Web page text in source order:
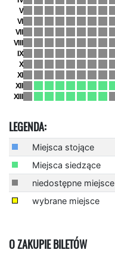
LEGENDA:
Miejsca stojące
Miejsca siedzące
niedostępne miejsce
wybrane miejsce
O ZAKUPIE BILETÓW